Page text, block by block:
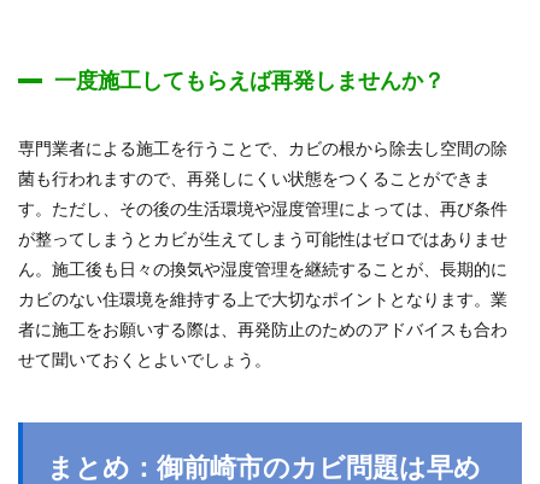
一度施工してもらえば再発しませんか？
専門業者による施工を行うことで、カビの根から除去し空間の除
菌も行われますので、再発しにくい状態をつくることができま
す。ただし、その後の生活環境や湿度管理によっては、再び条件
が整ってしまうとカビが生えてしまう可能性はゼロではありませ
ん。施工後も日々の換気や湿度管理を継続することが、長期的に
カビのない住環境を維持する上で大切なポイントとなります。業
者に施工をお願いする際は、再発防止のためのアドバイスも合わ
せて聞いておくとよいでしょう。
まとめ：御前崎市のカビ問題は早め